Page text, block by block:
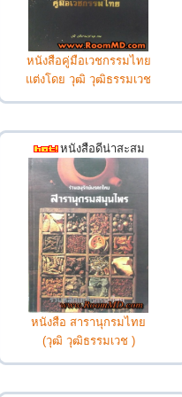
หนังสือคู่มือเวชกรรมไทย
แต่งโดย วุฒิ วุฒิธรรมเวช
หนังสือดีน่าสะสม
หนังสือ สารานุกรมไทย
(วุฒิ วุฒิธรรมเวช )